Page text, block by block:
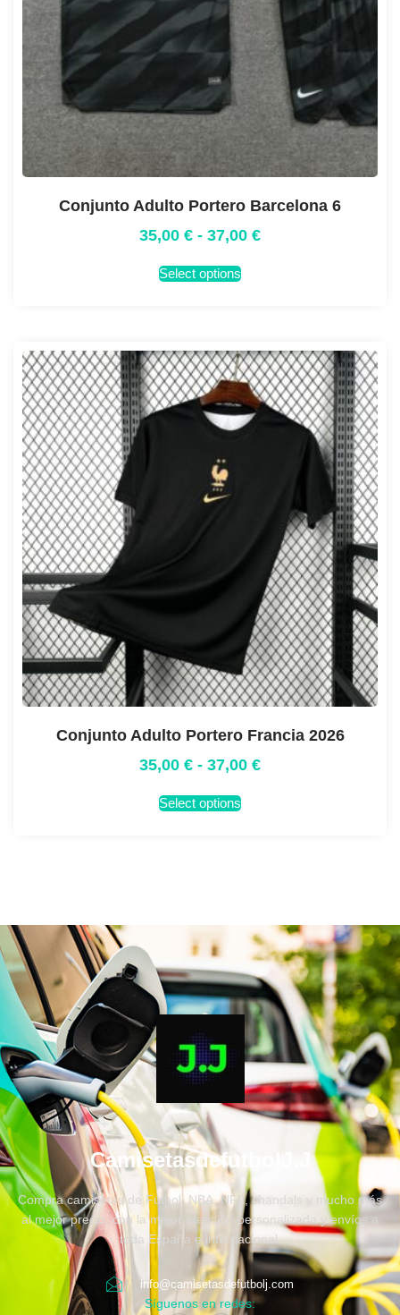
Conjunto Adulto Portero Barcelona 6
35,00 € - 37,00 €
Select options
Conjunto Adulto Portero Francia 2026
35,00 € - 37,00 €
Select options
CamisetasdefutbolJ.J
Compra camisetas de Fútbol, NBA, NFL, chandals y mucho más
al mejor precio, con la mejor atención personalizada y envíos a
toda España e internacional.
info@camisetasdefutbolj.com
Síguenos en redes: